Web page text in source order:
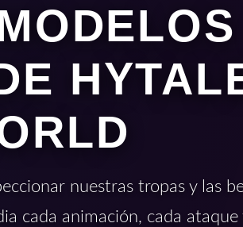
nuestras tropas y las
cada animación, cada ataque